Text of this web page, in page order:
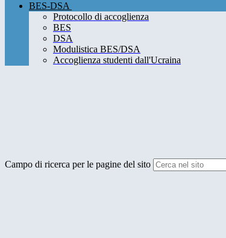
BES-DSA
Protocollo di accoglienza
BES
DSA
Modulistica BES/DSA
Accoglienza studenti dall'Ucraina
Campo di ricerca per le pagine del sito